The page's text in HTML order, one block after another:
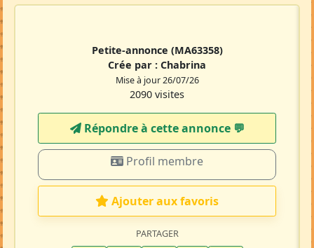
Petite-annonce (MA63358)
Crée par : Chabrina
Mise à jour 26/07/26
2090 visites
Répondre à cette annonce 💬​
Profil membre
Ajouter aux favoris
PARTAGER